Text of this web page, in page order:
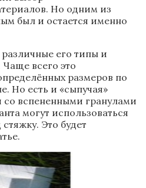
Но одним из
был и остается именно
его типы и
всего это
размеров по
Но есть и «сыпучая»
вспененными гранулами
могут использоваться
Это будет